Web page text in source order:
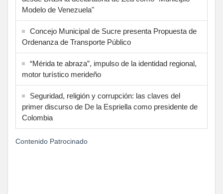
Modelo de Venezuela"
Concejo Municipal de Sucre presenta Propuesta de
Ordenanza de Transporte Público
“Mérida te abraza”, impulso de la identidad regional,
motor turístico merideño
Seguridad, religión y corrupción: las claves del
primer discurso de De la Espriella como presidente de
Colombia
Contenido Patrocinado